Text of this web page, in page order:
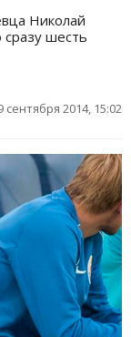
Николай
сразу шесть
сентября 2014, 15:02